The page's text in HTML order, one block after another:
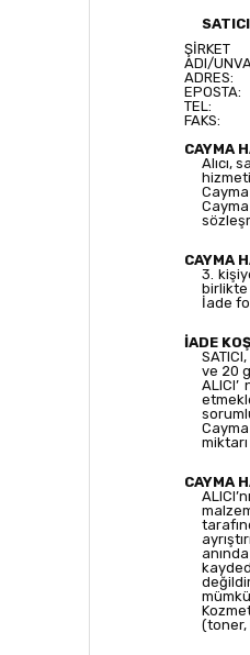
ŞİRKET
ADI/
ADRES:
EPOSTA:
TEL:
FAKS:
CAYMA
Alıcı,
CAYMA
3.
birlikte
İade
İADE
ve 20
CAYMA
(toner,